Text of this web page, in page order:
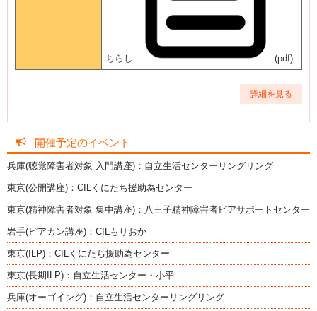
ちらし (pdf)
詳細を見る
開催予定のイベント
兵庫(聴覚障害者対象 入門講座)：自立生活センターリングリング
東京(公開講座)：CILくにたち援助為センター
東京(精神障害者対象 集中講座)：八王子精神障害者ピアサポートセンター
岩手(ピアカン講座)：CILもりおか
東京(ILP)：CILくにたち援助為センター
東京(長期ILP)：自立生活センター・小平
兵庫(オーゴイング)：自立生活センターリングリング